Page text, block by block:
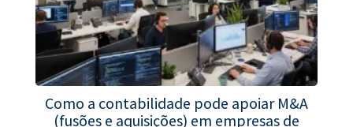
Como a contabilidade pode apoiar M&A
(fusões e aquisições) em empresas de